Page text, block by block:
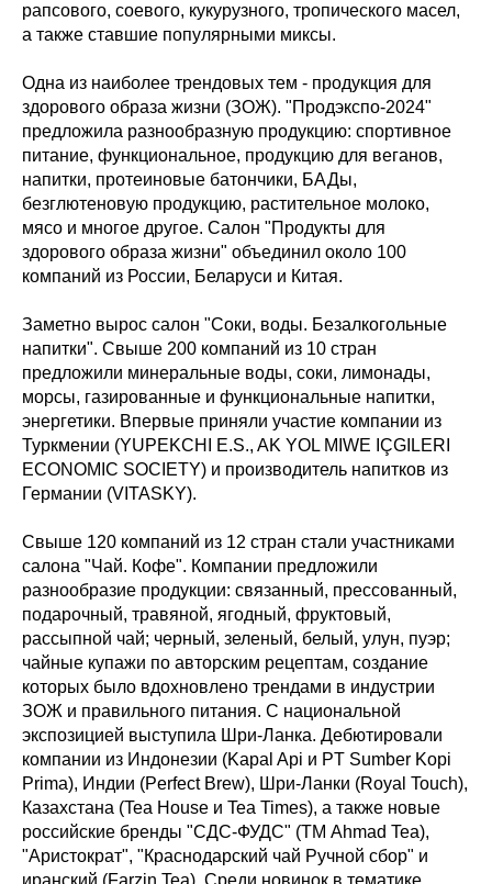
рапсового, соевого, кукурузного, тропического масел,
а также ставшие популярными миксы.
Одна из наиболее трендовых тем - продукция для
здорового образа жизни (ЗОЖ). "Продэкспо-2024"
предложила разнообразную продукцию: спортивное
питание, функциональное, продукцию для веганов,
напитки, протеиновые батончики, БАДы,
безглютеновую продукцию, растительное молоко,
мясо и многое другое. Салон "Продукты для
здорового образа жизни" объединил около 100
компаний из России, Беларуси и Китая.
Заметно вырос салон "Соки, воды. Безалкогольные
напитки". Свыше 200 компаний из 10 стран
предложили минеральные воды, соки, лимонады,
морсы, газированные и функциональные напитки,
энергетики. Впервые приняли участие компании из
Туркмении (YUPEKCHI E.S., AK YOL MIWE IÇGILERI
ECONOMIC SOCIETY) и производитель напитков из
Германии (VITASKY).
Свыше 120 компаний из 12 стран стали участниками
салона "Чай. Кофе". Компании предложили
разнообразие продукции: связанный, прессованный,
подарочный, травяной, ягодный, фруктовый,
рассыпной чай; черный, зеленый, белый, улун, пуэр;
чайные купажи по авторским рецептам, создание
которых было вдохновлено трендами в индустрии
ЗОЖ и правильного питания. С национальной
экспозицией выступила Шри-Ланка. Дебютировали
компании из Индонезии (Kapal Api и PT Sumber Kopi
Prima), Индии (Perfect Brew), Шри-Ланки (Royal Touch),
Казахстана (Tea House и Tea Times), а также новые
российские бренды "СДС-ФУДС" (ТМ Ahmad Tea),
"Аристократ", "Краснодарский чай Ручной сбор" и